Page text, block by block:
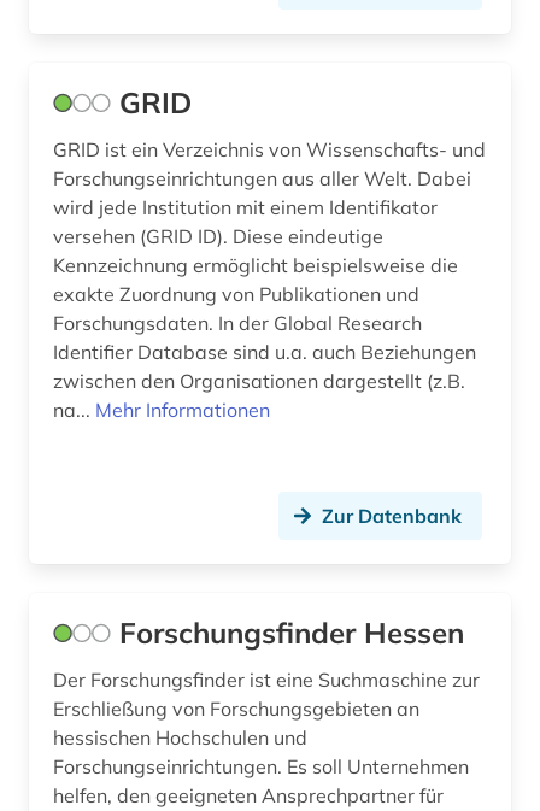
kontrollierte klinische studie (3)
körperschaft (1)
künste (1)
künstlerische forschung (1)
landeskunde (1)
landwirtschaft (1)
magnetismus (1)
medizin (5)
medizinische hochschule hannover (1)
mode (1)
museum (2)
GRID
GRID ist ein Verzeichnis von Wissenschafts- und
Forschungseinrichtungen aus aller Welt. Dabei
wird jede Institution mit einem Identifikator
versehen (GRID ID). Diese eindeutige
Kennzeichnung ermöglicht beispielsweise die
exakte Zuordnung von Publikationen und
Forschungsdaten. In der Global Research
Identifier Database sind u.a. auch Beziehungen
zwischen den Organisationen dargestellt (z.B.
na... Mehr Informationen
Zur Datenbank
Forschungsfinder Hessen
Der Forschungsfinder ist eine Suchmaschine zur
Erschließung von Forschungsgebieten an
hessischen Hochschulen und
Forschungseinrichtungen. Es soll Unternehmen
helfen, den geeigneten Ansprechpartner für